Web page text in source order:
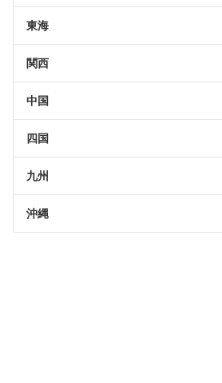
東海
関西
中国
四国
九州
沖縄